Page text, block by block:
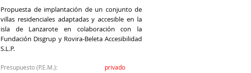
Propuesta de implantación de un conjunto de
villas residenciales adaptadas y accesible en la
isla de Lanzarote en colaboración con la
Fundación Disgrup y Rovira-Beleta Accesibilidad
S.L.P.
Presupuesto (P.E.M.): privado